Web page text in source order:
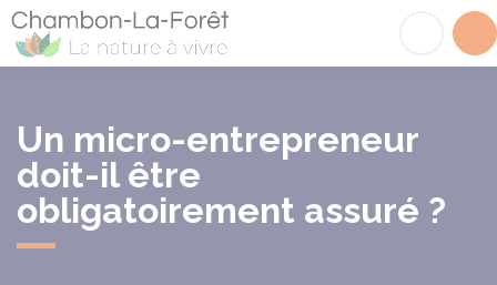
Un micro-entrepreneur
doit-il être
obligatoirement assuré ?